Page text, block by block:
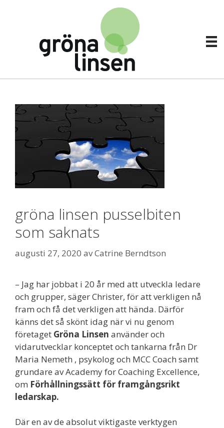
gröna linsen pusselbiten
som saknats
augusti 27, 2020 avCatrine Berndtson
– Jag har jobbat i 20 år med att utveckla ledare
och grupper, säger Christer, för att verkligen nå
fram och få det verkligen att hända. Därför
känns det så skönt idag när vi nu genom
företaget Gröna Linsen använder och
vidarutvecklar konceptet och tankarna från Dr
Maria Nemeth , psykolog och MCC Coach samt
grundare av Academy for Coaching Excellence,
om Förhållningssätt för framgångsrikt
ledarskap.
Där en av de absolut viktigaste verktygen